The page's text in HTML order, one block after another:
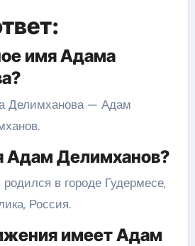
имя Адама
Делимханова — Адам
Адам Делимханов?
в городе Гудермесе,
Россия.
имеет Адам